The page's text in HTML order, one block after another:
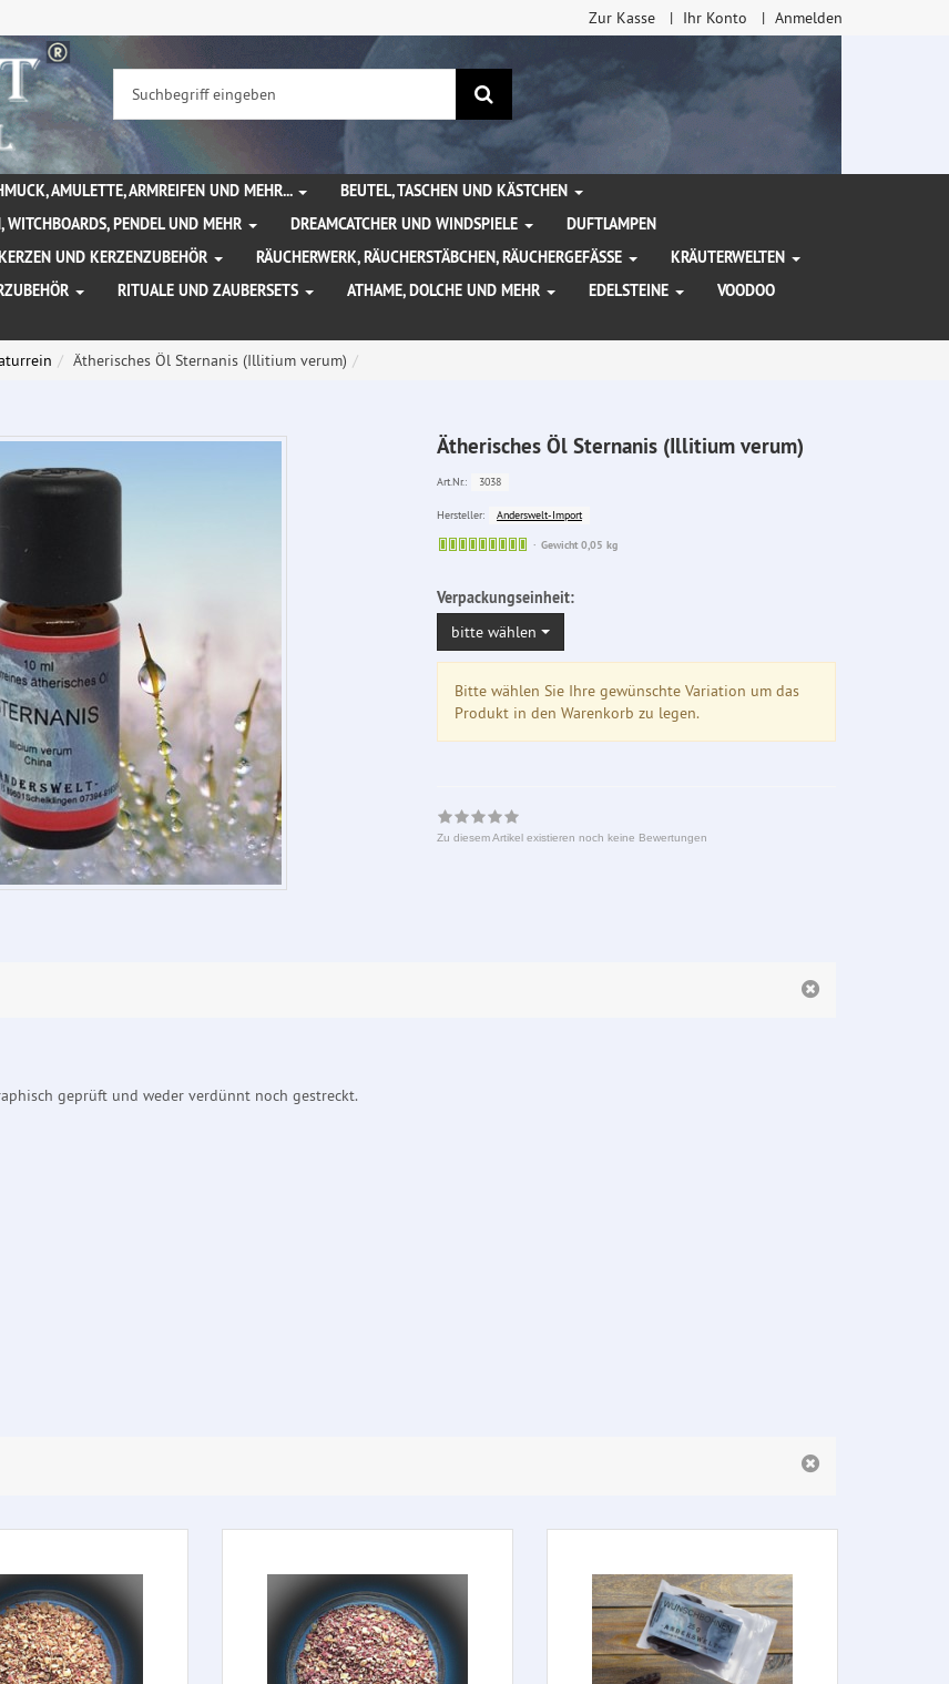
Zur Kasse Ihr Konto Anmelden
Suchen
AMULETTE, ARMREIFEN UND MEHR...
BEUTEL, TASCHEN UND KÄSTCHEN
WITCHBOARDS, PENDEL UND MEHR DREAMCATCHER UND WINDSPIELE
DUFTLAMPEN
KERZEN UND KERZENZUBEHÖR RÄUCHERWERK, RÄUCHERSTÄBCHEN, RÄUCHERGEFÄSSE
KRÄUTERWELTEN
RITUALE UND ZAUBERSETS ATHAME, DOLCHE UND MEHR EDELSTEINE
VOODOO
Ätherisches Öl Sternanis (Illitium verum)
Ätherisches Öl Sternanis (Illitium verum)
Art.Nr.: 3038
Hersteller:
Anderswelt-Import
Sofort
Gewicht 0,05 kg
Verpackungseinheit:
bitte wählen
Bitte wählen Sie Ihre gewünschte Variation um das
Produkt in den Warenkorb zu legen.
Zu diesem Artikel existieren noch keine Bewertungen
geprüft und weder verdünnt noch gestreckt.